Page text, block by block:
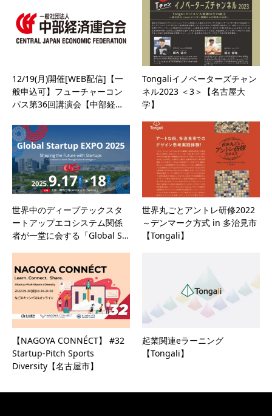
12/19(月)開催[WEB配信]【一
般申込可】フューチャーコン
パス第36回講演会【中部経…
Tongaliイノベーターズチャン
ネル2023 ＜3＞【名古屋大
学】
世界中のディープテックスタ
ートアップエコシステム関係
者が一堂に会する「Global S…
世界丸ごとアントレ研修2022
～デンマーク方式 in 多治見市
【Tongali】
【NAGOYA CONNÉCT】 #32
Startup-Pitch Sports
Diversity【名古屋市】
起業関連eラーニング
【Tongali】